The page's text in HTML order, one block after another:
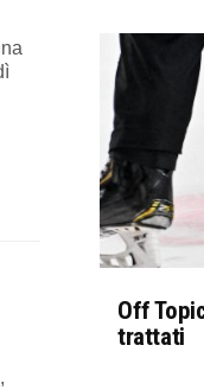
Off
trattati